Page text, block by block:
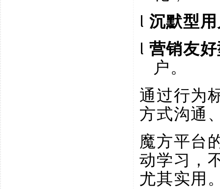
l 沉默型
l 营销友
户。
通过行为
方式沟通
魔方平台
动学习，
尤其实用